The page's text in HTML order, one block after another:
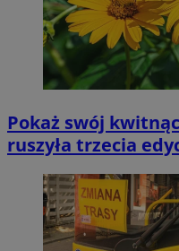
Pokaż swój
ruszyła trzecia